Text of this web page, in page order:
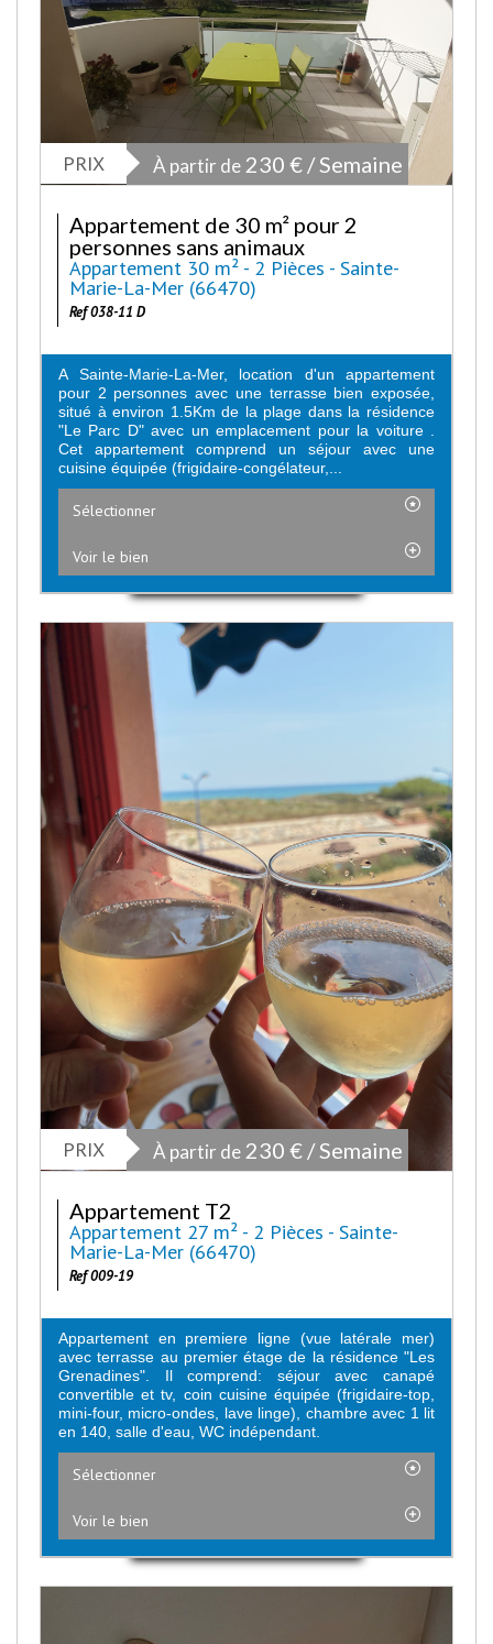
PRIX À partir de 230 € / Semaine
Appartement de 30 m² pour 2
personnes sans animaux
Appartement 30 m² - 2 Pièces - Sainte-
Marie-La-Mer (66470)
Ref 038-11 D
A Sainte-Marie-La-Mer, location d'un appartement
pour 2 personnes avec une terrasse bien exposée,
situé à environ 1.5Km de la plage dans la résidence
"Le Parc D" avec un emplacement pour la voiture .
Cet appartement comprend un séjour avec une
cuisine équipée (frigidaire-congélateur,...
Sélectionner
Voir le bien
PRIX À partir de 230 € / Semaine
Appartement T2
Appartement 27 m² - 2 Pièces - Sainte-
Marie-La-Mer (66470)
Ref 009-19
Appartement en premiere ligne (vue latérale mer)
avec terrasse au premier étage de la résidence "Les
Grenadines". Il comprend: séjour avec canapé
convertible et tv, coin cuisine équipée (frigidaire-top,
mini-four, micro-ondes, lave linge), chambre avec 1 lit
en 140, salle d'eau, WC indépendant.
Sélectionner
Voir le bien